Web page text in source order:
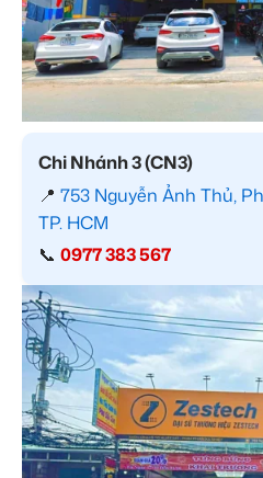
Chi Nhánh 3 (CN3)
📍 753 Nguyễn Ảnh Thủ,
TP. HCM
📞 0977 383 567